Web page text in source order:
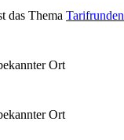
das Thema Tarifrunden
Ort
Ort